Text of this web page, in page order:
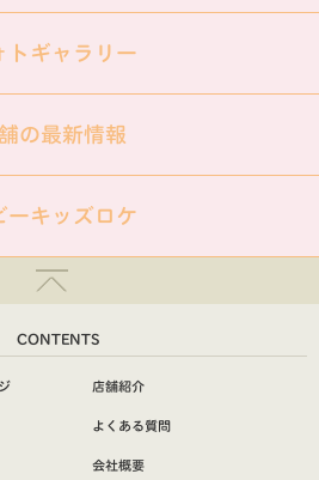
トギャラリー
の最新情報
ーキッズロケ
CONTENTS
店舗紹介
よくある質問
会社概要